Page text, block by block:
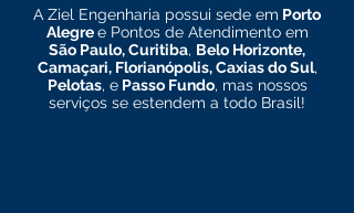
A Ziel Engenharia possui sede em Porto
Alegree Pontos de Atendimento em
São Paulo, Curitiba, Belo Horizonte,
Camaçari, Florianópolis,Caxias do Sul,
Pelotas, ePasso Fundo, mas nossos
serviços se estendem a todo Brasil!